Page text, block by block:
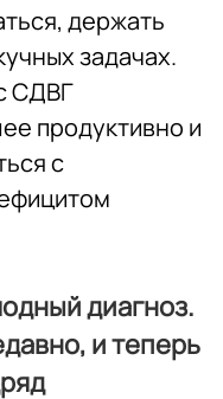
держать
задачах.
СДВГ
продуктивно и
с
диагноз.
и теперь